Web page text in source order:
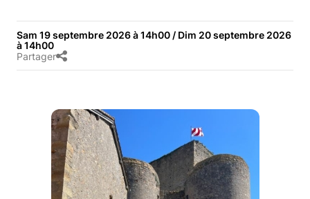
Sam 19 septembre 2026 à 14h00 / Dim 20 septembre 2026
à 14h00
Partager